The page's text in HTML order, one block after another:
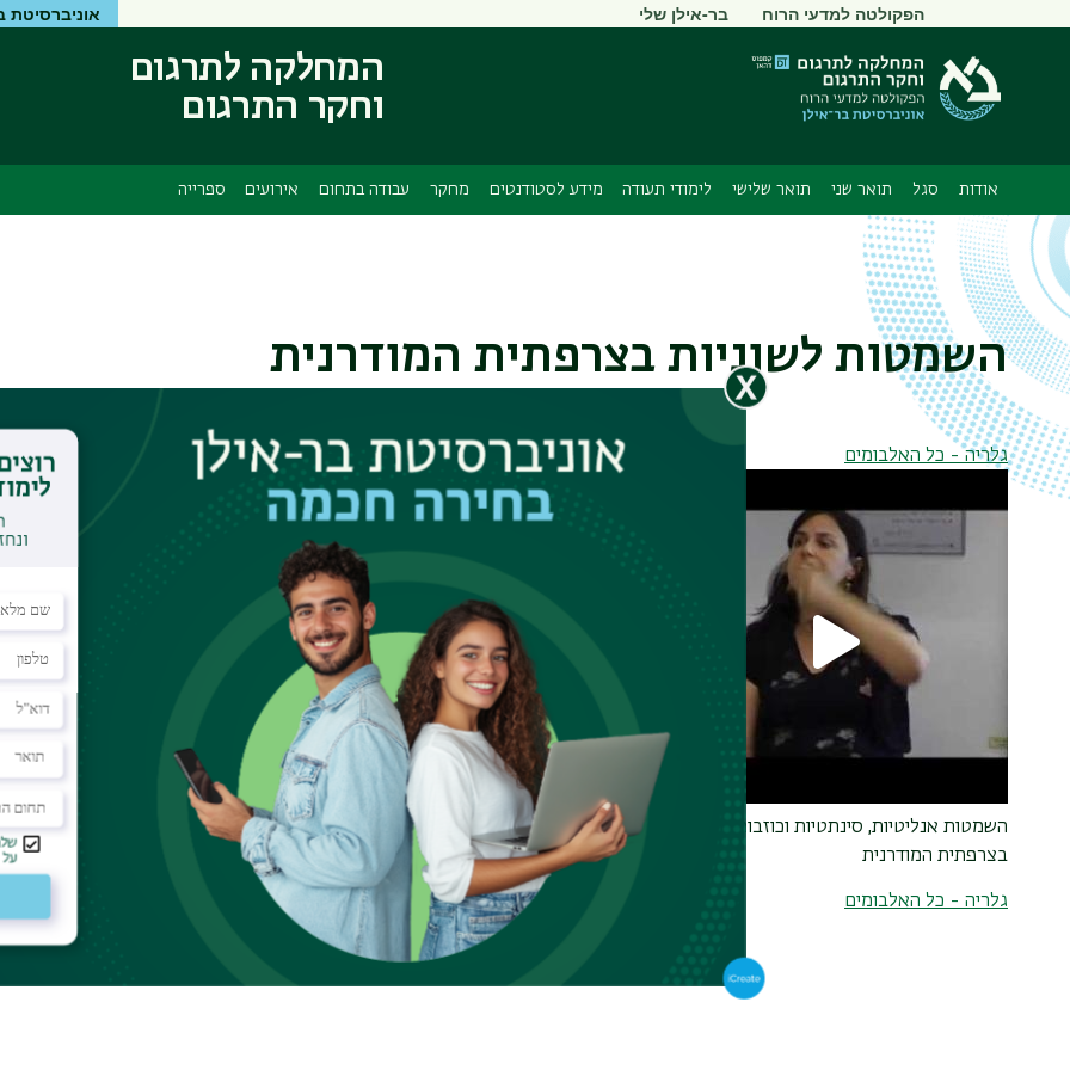
לתוכן
העיקרי
לתפריט
ניווט
ראשי
תפריט
משני
הפקולטה למדעי הרוח בר-אילן שלי אוניברסיטת
המחלקה לתרגום
וחקר התרגום
אודות סגל תואר שני תואר שלישי לימודי תעודה מידע לסטודנטים מחקר עבודה בתחום אירועים ספרייה
השמטות לשוניות בצרפתית המודרנית
גלריה - כל האלבומים
השמטות אנליטיות, סינתטיות וכוזבות
בצרפתית המודרנית
גלריה - כל האלבומים